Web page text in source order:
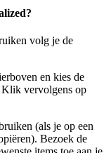
volg je de
en kies de
Klik vervolgens op
(als je op een
Bezoek de